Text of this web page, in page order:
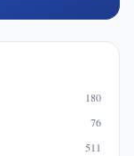
180
76
511